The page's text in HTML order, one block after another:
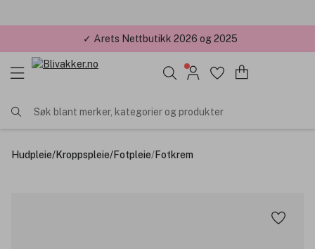
✓ Årets Nettbutikk 2026 og 2025
Søk blant merker, kategorier og produkter
Hudpleie/Kroppspleie/Fotpleie/Fotkrem